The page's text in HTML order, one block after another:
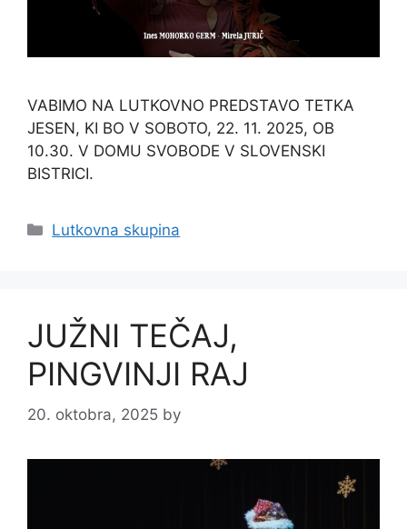
VABIMO NA LUTKOVNO PREDSTAVO TETKA
JESEN, KI BO V SOBOTO, 22. 11. 2025, OB
10.30. V DOMU SVOBODE V SLOVENSKI
BISTRICI.
Categories
Lutkovna skupina
JUŽNI TEČAJ,
PINGVINJI RAJ
20. oktobra, 2025 by